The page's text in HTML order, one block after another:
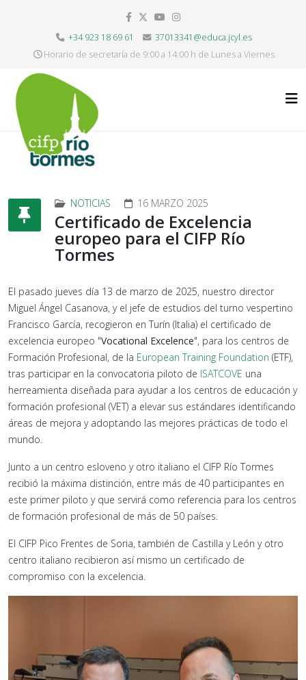
+34 923 18 69 61
37013341@educa.jcyl.es
Horario de secretaría de 9:00 a 14:00 h de Lunes a Viernes
NOTICIAS 16 MARZO 2025
Certificado de Excelencia
europeo para el CIFP Río
Tormes
El pasado jueves día 13 de marzo de 2025, nuestro director
Miguel Ángel Casanova, y el jefe de estudios del turno vespertino
Francisco García, recogieron en Turín (Italia) el certificado de
excelencia europeo "Vocational Excelence", para los centros de
Formación Profesional, de la European Training Foundation (ETF),
tras participar en la convocatoria piloto de ISATCOVE una
herreamienta diseñada para ayudar a los centros de educación y
formación profesional (VET) a elevar sus estándares identificando
áreas de mejora y adoptando las mejores prácticas de todo el
mundo.
Junto a un centro esloveno y otro italiano el CIFP Río Tormes
recibió la máxima distinción, entre más de 40 participantes en
este primer piloto y que servirá como referencia para los centros
de formación profesional de más de 50 países.
El CIFP Pico Frentes de Soria, también de Castilla y León y otro
centro italiano recibieron así mismo un certificado de
compromiso con la excelencia.